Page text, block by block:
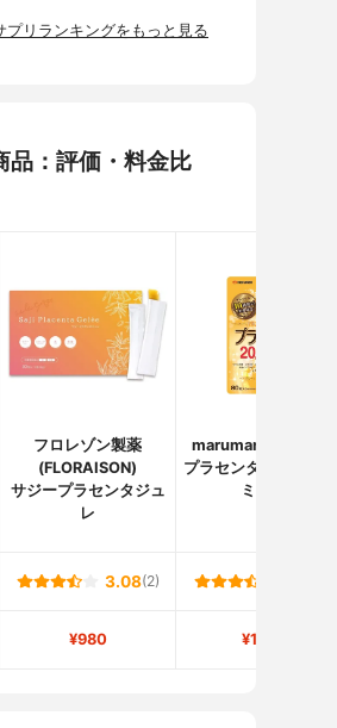
プリランキングをもっと見る
品：評価・料金比
フロレゾン製薬
(FLORAISON)
サジープラセンタジュ
レ
maruman(マルマン)
プラセンタ20000プレ
ミアム
3.08(2)
¥980 ¥1,179